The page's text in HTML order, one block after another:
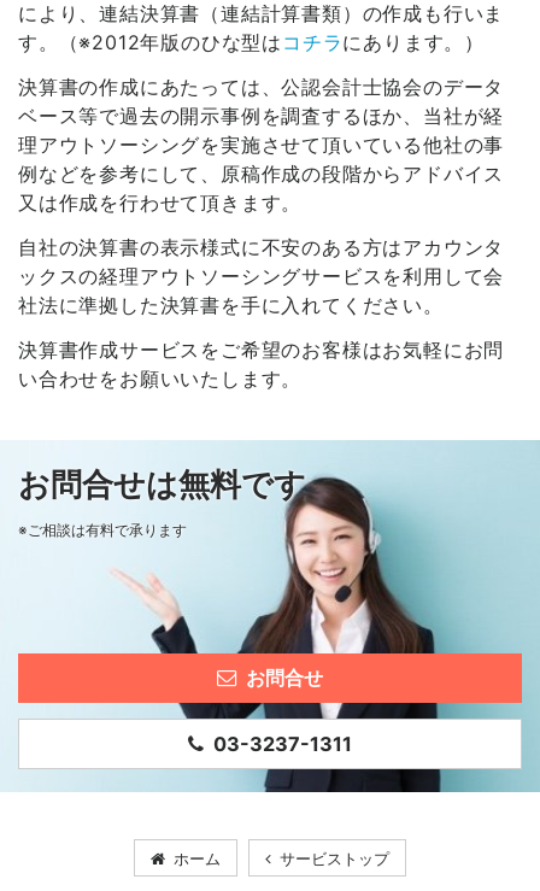
により、連結決算書（連結計算書類）の作成も行いま
す。（※2012年版のひな型は コチラにあります。）
決算書の作成にあたっては、公認会計士協会のデータ
ベース等で過去の開示事例を調査するほか、当社が経
理アウトソーシングを実施させて頂いている他社の事
例などを参考にして、原稿作成の段階からアドバイス
又は作成を行わせて頂きます。
自社の決算書の表示様式に不安のある方はアカウンタ
ックスの経理アウトソーシングサービスを利用して会
社法に準拠した決算書を手に入れてください。
決算書作成サービスをご希望のお客様はお気軽にお問
い合わせをお願いいたします。
お問合せは無料です
※ご相談は有料で承ります
お問合せ
03-3237-1311
ホーム サービストップ